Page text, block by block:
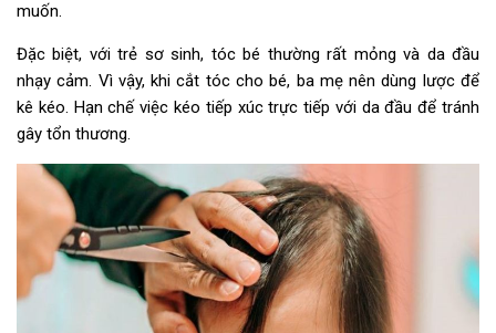
muốn.
Đặc biệt, với trẻ sơ sinh, tóc bé thường rất mỏng và da đầu
nhạy cảm. Vì vậy, khi cắt tóc cho bé, ba mẹ nên dùng lược để
kê kéo. Hạn chế việc kéo tiếp xúc trực tiếp với da đầu để tránh
gây tổn thương.